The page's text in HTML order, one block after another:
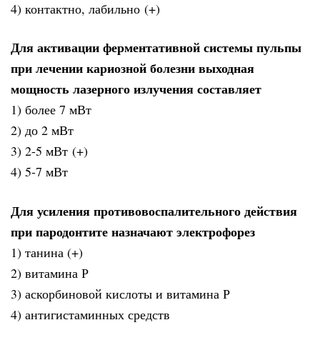
4) контактно, лабильно (+)
Для активации ферментативной системы пульпы
при лечении кариозной болезни выходная
мощность лазерного излучения составляет
1) более 7 мВт
2) до 2 мВт
3) 2-5 мВт (+)
4) 5-7 мВт
Для усиления противовоспалительного действия
при пародонтите назначают электрофорез
1) танина (+)
2) витамина Р
3) аскорбиновой кислоты и витамина Р
4) антигистаминных средств